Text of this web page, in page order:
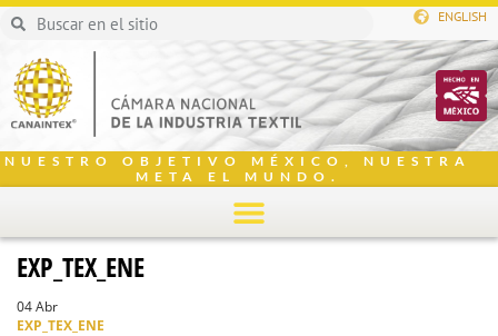
ENGLISH
NUESTRO OBJETIVO MÉXICO, NUESTRA
META EL MUNDO.
EXP_TEX_ENE
04 Abr
EXP_TEX_ENE